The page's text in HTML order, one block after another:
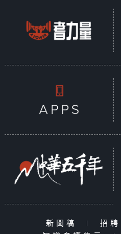
新聞稿 | 招聘